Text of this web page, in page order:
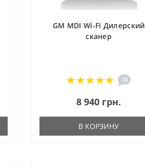
GM MDI Wi-Fi Дилерский
сканер
10
8 940 грн.
В КОРЗИНУ